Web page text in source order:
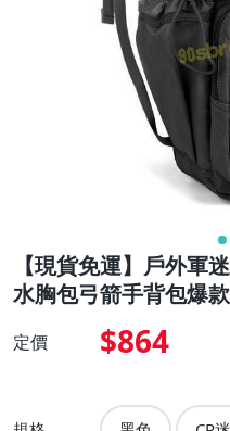
【現貨免運】戶外軍
水胸包弓箭手背包爆款
定價 $864